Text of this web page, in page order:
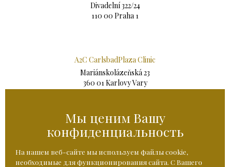
Divadelní 322/24
110 00 Praha 1
A2C CarlsbadPlaza Clinic
Mariánskolázeňská 23
360 01 Karlovy Vary
A2C Imperial Karlovy Vary
Jarní 1
360 01 Karlovy Vary
Мы ценим Вашу
конфиденциальность
На нашем веб-сайте мы используем файлы cookie,
необходимые для функционирования сайта. С Вашего